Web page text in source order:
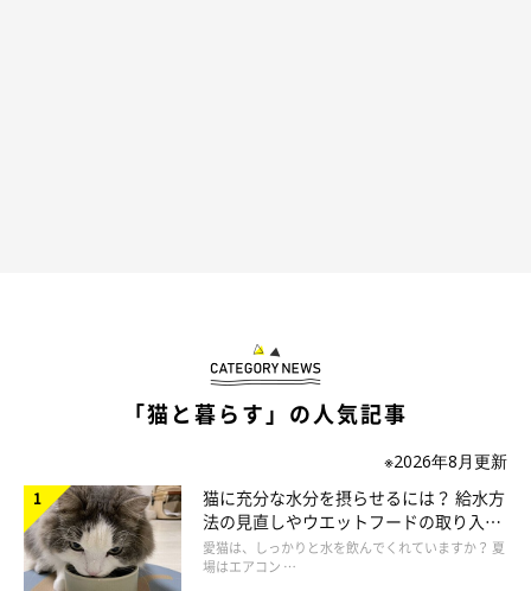
人の口内炎と違い、猫の口内炎はなかなか自然には治りません。
そのため、異変を感じたら早めに獣医師に相談しましょう。
系統性口内炎の場合、一般的には口内炎の原因となる病気の治療
「猫と暮らす」の人気記事
※2026年8月更新
猫に充分な水分を摂らせるには？ 給水方
法の見直しやウエットフードの取り入れ
方を解説
愛猫は、しっかりと水を飲んでくれていますか？ 夏
場はエアコン …